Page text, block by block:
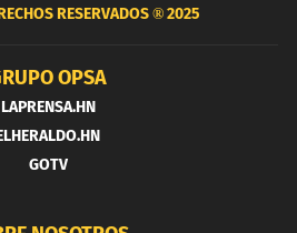
RESERVADOS ®2025
OPSA
LAPRENSA.HN
GOTV